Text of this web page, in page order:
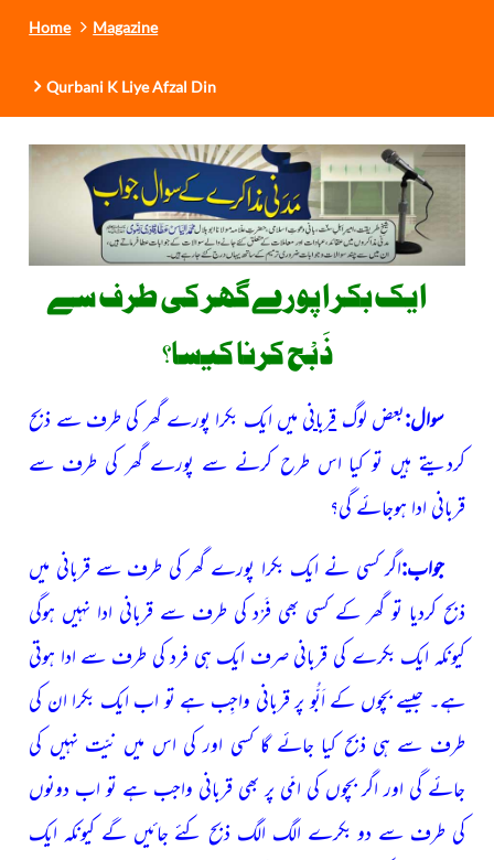
Home Magazine
Qurbani K Liye Afzal Din
ایک بکرا پورے گھر کی طرف سے
ذَبْح کرنا کیسا؟
سوال:بعض لوگ قربانی میں ایک بکرا پورے گھر کی طرف سے ذبح
کردیتے ہیں تو کیا اس طرح کرنے سے پورے گھر کی طرف سے
قربانی ادا ہوجائے گی؟
جواب:اگر کسی نے ایک بکرا پورے گھر کی طرف سے قربانی میں
ذبح کردیا تو گھر کے کسی بھی فَرْد کی طرف سے قربانی ادا نہیں ہوگی
کیونکہ ایک بکرے کی قربانی صرف ایک ہی فرد کی طرف سے ادا ہوتی
ہے۔ جیسے بچوں کے اَبُّو پر قربانی واجِب ہے تو اب ایک بکرا ان کی
طرف سے ہی ذبح کیا جائے گا کسی اور کی اس میں نیّت نہیں کی
جائے گی اور اگر بچوں کی امّی پر بھی قربانی واجب ہے تو اب دونوں
کی طرف سے دو بکرے الگ الگ ذبح کئے جائیں گے کیونکہ ایک